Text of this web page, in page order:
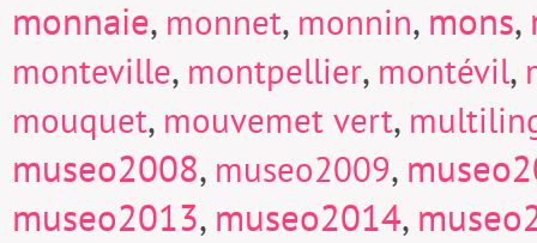
monnaie, monnet, monnin, mons,
monteville, montpellier, montévil,
mouquet, mouvemet vert,
museo2008, museo2009,
museo2013, museo2014,